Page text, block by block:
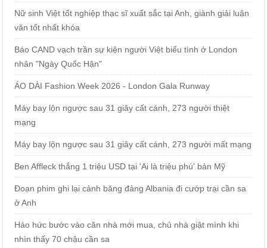
Nữ sinh Việt tốt nghiệp thạc sĩ xuất sắc tại Anh, giành giải luận
văn tốt nhất khóa
Báo CAND vạch trần sự kiện người Việt biểu tình ở London
nhân "Ngày Quốc Hận"
ÁO DÀI Fashion Week 2026 - London Gala Runway
Máy bay lộn ngược sau 31 giây cất cánh, 273 người thiệt
mạng
Máy bay lộn ngược sau 31 giây cất cánh, 273 người mất mạng
Ben Affleck thắng 1 triệu USD tại 'Ai là triệu phú' bản Mỹ
Đoạn phim ghi lại cảnh băng đảng Albania đi cướp trại cần sa
ở Anh
Háo hức bước vào căn nhà mới mua, chủ nhà giật mình khi
nhìn thấy 70 chậu cần sa